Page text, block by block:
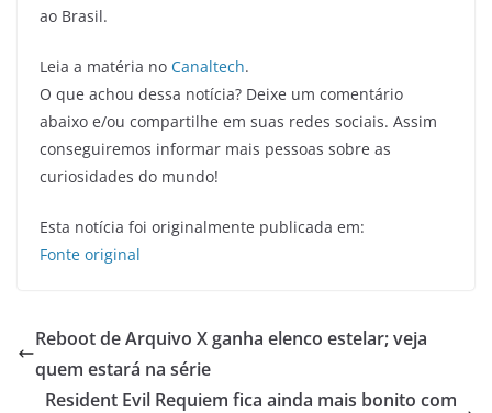
ao Brasil.
Leia a matéria no Canaltech.
O que achou dessa notícia? Deixe um comentário
abaixo e/ou compartilhe em suas redes sociais. Assim
conseguiremos informar mais pessoas sobre as
curiosidades do mundo!
Esta notícia foi originalmente publicada em:
Fonte original
Reboot de Arquivo X ganha elenco estelar; veja
quem estará na série
Resident Evil Requiem fica ainda mais bonito com